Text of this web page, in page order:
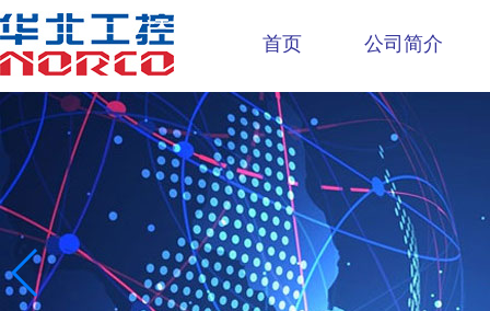
首页 公司简介